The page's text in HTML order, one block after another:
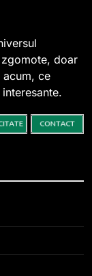
de
privind
de
doar
acum, ce